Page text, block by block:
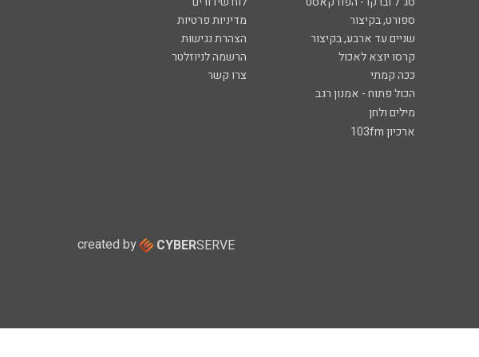
ספורט, בקיצור
מדיניות פרטיות
שניים עד ארבע, בקיצור
הצהרת נגישות
קרסו יוצא לאכול
הרשמה לניוזלטר
ככה קמתי
צרו קשר
הכול פתוח - אמנון רגב
מילים ולחן
ארכיון 103fm
created by CYBERSERVE